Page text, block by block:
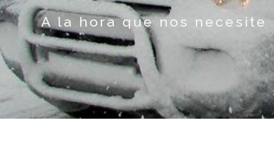
A la hora que nos necesite